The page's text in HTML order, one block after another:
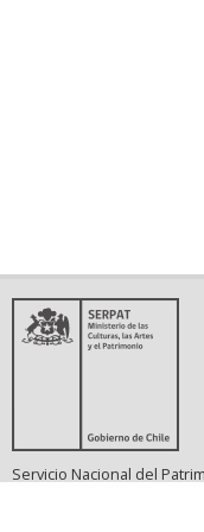
Servicio Nacional del